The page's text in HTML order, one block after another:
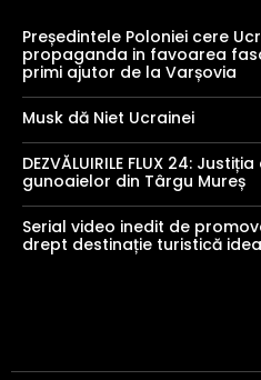
Președintele Poloniei cere
propaganda in favoarea
primi ajutor de la Varșovia
Musk dă Niet Ucrainei
DEZVĂLUIRILE FLUX 24:
gunoaielor din Târgu Mureș
Serial video inedit de
drept destinație turistică